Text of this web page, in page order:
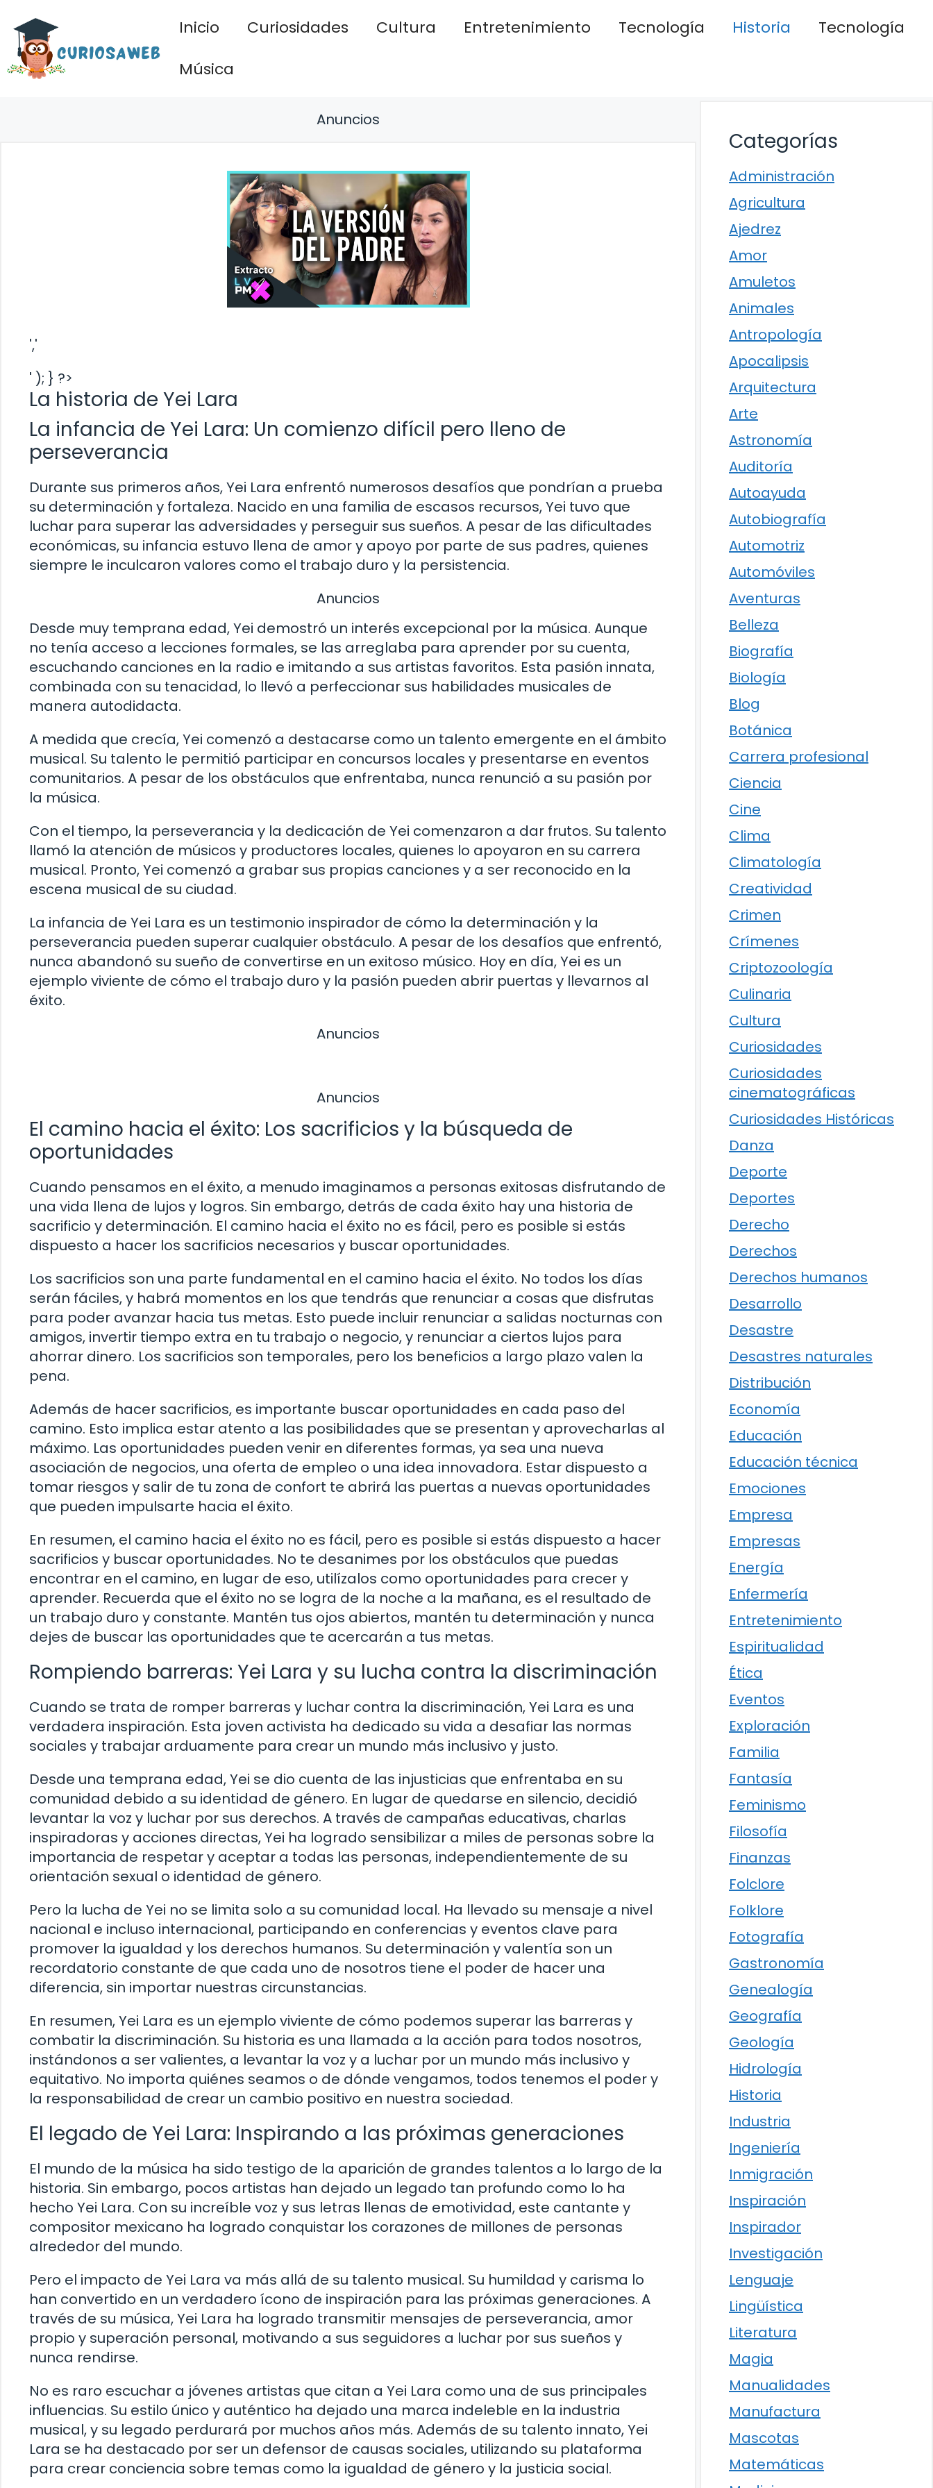
contenido
Inicio Curiosidades Cultura Entretenimiento Tecnología Historia
Tecnología
Música
Anuncios
','
' ); } ?>
La historia de Yei Lara
La infancia de Yei Lara: Un comienzo difícil pero lleno de
perseverancia
Durante sus primeros años, Yei Lara enfrentó numerosos desafíos que pondrían a prueba
su determinación y fortaleza. Nacido en una familia de escasos recursos, Yei tuvo que
luchar para superar las adversidades y perseguir sus sueños. A pesar de las dificultades
económicas, su infancia estuvo llena de amor y apoyo por parte de sus padres, quienes
siempre le inculcaron valores como el trabajo duro y la persistencia.
Anuncios
Desde muy temprana edad, Yei demostró un interés excepcional por la música. Aunque
no tenía acceso a lecciones formales, se las arreglaba para aprender por su cuenta,
escuchando canciones en la radio e imitando a sus artistas favoritos. Esta pasión innata,
combinada con su tenacidad, lo llevó a perfeccionar sus habilidades musicales de
manera autodidacta.
A medida que crecía, Yei comenzó a destacarse como un talento emergente en el ámbito
musical. Su talento le permitió participar en concursos locales y presentarse en eventos
comunitarios. A pesar de los obstáculos que enfrentaba, nunca renunció a su pasión por
la música.
Con el tiempo, la perseverancia y la dedicación de Yei comenzaron a dar frutos. Su talento
llamó la atención de músicos y productores locales, quienes lo apoyaron en su carrera
musical. Pronto, Yei comenzó a grabar sus propias canciones y a ser reconocido en la
escena musical de su ciudad.
La infancia de Yei Lara es un testimonio inspirador de cómo la determinación y la
perseverancia pueden superar cualquier obstáculo. A pesar de los desafíos que enfrentó,
nunca abandonó su sueño de convertirse en un exitoso músico. Hoy en día, Yei es un
ejemplo viviente de cómo el trabajo duro y la pasión pueden abrir puertas y llevarnos al
éxito.
Anuncios
Anuncios
El camino hacia el éxito: Los sacrificios y la búsqueda de
oportunidades
Cuando pensamos en el éxito, a menudo imaginamos a personas exitosas disfrutando de
una vida llena de lujos y logros. Sin embargo, detrás de cada éxito hay una historia de
sacrificio y determinación. El camino hacia el éxito no es fácil, pero es posible si estás
dispuesto a hacer los sacrificios necesarios y buscar oportunidades.
Los sacrificios son una parte fundamental en el camino hacia el éxito. No todos los días
serán fáciles, y habrá momentos en los que tendrás que renunciar a cosas que disfrutas
para poder avanzar hacia tus metas. Esto puede incluir renunciar a salidas nocturnas con
amigos, invertir tiempo extra en tu trabajo o negocio, y renunciar a ciertos lujos para
ahorrar dinero. Los sacrificios son temporales, pero los beneficios a largo plazo valen la
pena.
Además de hacer sacrificios, es importante buscar oportunidades en cada paso del
camino. Esto implica estar atento a las posibilidades que se presentan y aprovecharlas al
máximo. Las oportunidades pueden venir en diferentes formas, ya sea una nueva
asociación de negocios, una oferta de empleo o una idea innovadora. Estar dispuesto a
tomar riesgos y salir de tu zona de confort te abrirá las puertas a nuevas oportunidades
que pueden impulsarte hacia el éxito.
En resumen, el camino hacia el éxito no es fácil, pero es posible si estás dispuesto a hacer
sacrificios y buscar oportunidades. No te desanimes por los obstáculos que puedas
encontrar en el camino, en lugar de eso, utilízalos como oportunidades para crecer y
aprender. Recuerda que el éxito no se logra de la noche a la mañana, es el resultado de
un trabajo duro y constante. Mantén tus ojos abiertos, mantén tu determinación y nunca
dejes de buscar las oportunidades que te acercarán a tus metas.
Rompiendo barreras: Yei Lara y su lucha contra la discriminación
Cuando se trata de romper barreras y luchar contra la discriminación, Yei Lara es una
verdadera inspiración. Esta joven activista ha dedicado su vida a desafiar las normas
sociales y trabajar arduamente para crear un mundo más inclusivo y justo.
Desde una temprana edad, Yei se dio cuenta de las injusticias que enfrentaba en su
comunidad debido a su identidad de género. En lugar de quedarse en silencio, decidió
levantar la voz y luchar por sus derechos. A través de campañas educativas, charlas
inspiradoras y acciones directas, Yei ha logrado sensibilizar a miles de personas sobre la
importancia de respetar y aceptar a todas las personas, independientemente de su
orientación sexual o identidad de género.
Pero la lucha de Yei no se limita solo a su comunidad local. Ha llevado su mensaje a nivel
nacional e incluso internacional, participando en conferencias y eventos clave para
promover la igualdad y los derechos humanos. Su determinación y valentía son un
recordatorio constante de que cada uno de nosotros tiene el poder de hacer una
diferencia, sin importar nuestras circunstancias.
En resumen, Yei Lara es un ejemplo viviente de cómo podemos superar las barreras y
combatir la discriminación. Su historia es una llamada a la acción para todos nosotros,
instándonos a ser valientes, a levantar la voz y a luchar por un mundo más inclusivo y
equitativo. No importa quiénes seamos o de dónde vengamos, todos tenemos el poder y
la responsabilidad de crear un cambio positivo en nuestra sociedad.
El legado de Yei Lara: Inspirando a las próximas generaciones
El mundo de la música ha sido testigo de la aparición de grandes talentos a lo largo de la
historia. Sin embargo, pocos artistas han dejado un legado tan profundo como lo ha
hecho Yei Lara. Con su increíble voz y sus letras llenas de emotividad, este cantante y
compositor mexicano ha logrado conquistar los corazones de millones de personas
alrededor del mundo.
Pero el impacto de Yei Lara va más allá de su talento musical. Su humildad y carisma lo
han convertido en un verdadero ícono de inspiración para las próximas generaciones. A
través de su música, Yei Lara ha logrado transmitir mensajes de perseverancia, amor
propio y superación personal, motivando a sus seguidores a luchar por sus sueños y
nunca rendirse.
No es raro escuchar a jóvenes artistas que citan a Yei Lara como una de sus principales
influencias. Su estilo único y auténtico ha dejado una marca indeleble en la industria
musical, y su legado perdurará por muchos años más. Además de su talento innato, Yei
Lara se ha destacado por ser un defensor de causas sociales, utilizando su plataforma
para crear conciencia sobre temas como la igualdad de género y la justicia social.
Categorías
Administración
Agricultura
Ajedrez
Amor
Amuletos
Animales
Antropología
Apocalipsis
Arquitectura
Arte
Astronomía
Auditoría
Autoayuda
Autobiografía
Automotriz
Automóviles
Aventuras
Belleza
Biografía
Biología
Blog
Botánica
Carrera profesional
Ciencia
Cine
Clima
Climatología
Creatividad
Crimen
Crímenes
Criptozoología
Culinaria
Cultura
Curiosidades
Curiosidades
cinematográficas
Curiosidades Históricas
Danza
Deporte
Deportes
Derecho
Derechos
Derechos humanos
Desarrollo
Desastre
Desastres naturales
Distribución
Economía
Educación
Educación técnica
Emociones
Empresa
Empresas
Energía
Enfermería
Entretenimiento
Espiritualidad
Ética
Eventos
Exploración
Familia
Fantasía
Feminismo
Filosofía
Finanzas
Folclore
Folklore
Fotografía
Gastronomía
Genealogía
Geografía
Geología
Hidrología
Historia
Industria
Ingeniería
Inmigración
Inspiración
Inspirador
Investigación
Lenguaje
Lingüística
Literatura
Magia
Manualidades
Manufactura
Mascotas
Matemáticas